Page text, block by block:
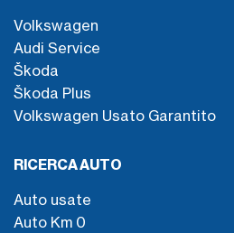
Volkswagen
Audi Service
Škoda
Škoda Plus
Volkswagen Usato Garantito
RICERCA AUTO
Auto usate
Auto Km 0